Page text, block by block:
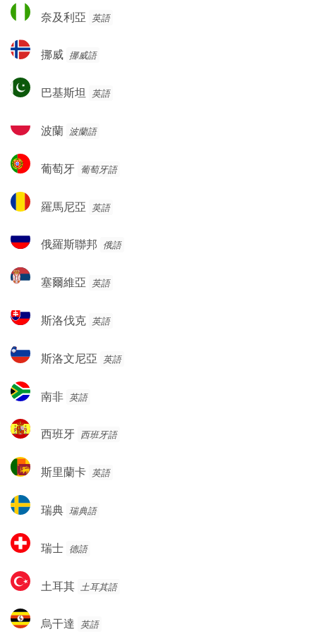
奈
及
亞
奈及利亞 英語
挪
威
挪威 挪威語
巴
基
坦
巴基斯坦 英語
波
蘭
波蘭 波蘭語
葡
萄
葡萄牙 葡萄牙語
羅
馬
亞
羅馬尼亞 英語
俄
羅
聯
俄羅斯聯邦 俄語
塞
爾
亞
塞爾維亞 英語
斯
洛
克
斯洛伐克 英語
斯
洛
尼
斯洛文尼亞 英語
南
非
南非 英語
西
班
西班牙 西班牙語
斯
里
卡
斯里蘭卡 英語
瑞
典
瑞典 瑞典語
瑞
士
瑞士 德語
土
耳
土耳其 土耳其語
烏
干
烏干達 英語